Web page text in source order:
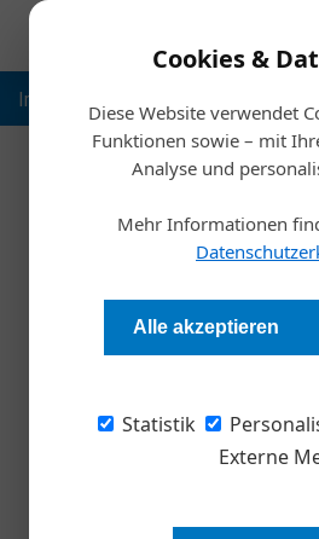
Cookies &
Diese Website verwendet
Funktionen sowie – mit
Analyse und
Mehr Informationen
Alle akzeptieren
Statistik
Externe
Inspiration
Redaktion
Wie
AG.
Immer